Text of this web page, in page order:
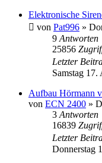
Elektronische
von Pat996 »
9 Antworten
25856
Letzter
Samstag
Aufbau Hörmann
von ECN 2400 »
3 Antworten
16839
Letzter
Donnerstag